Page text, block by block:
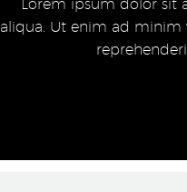
Lorem ipsum dolor sit
aliqua. Ut enim ad minim